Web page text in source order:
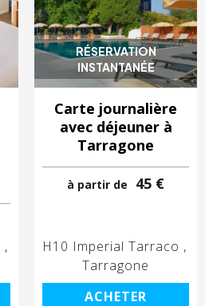
RÉSERVATION
INSTANTANÉE
Carte journalière
avec déjeuner à
Tarragone
à partir de 45 €
H10 Imperial Tarraco
Tarragone
ACHETER